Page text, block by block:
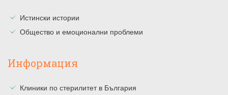
Истински истории
Общество и емоционални проблеми
Информация
Клиники по стерилитет в България